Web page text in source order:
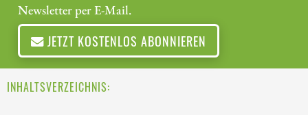
Newsletter per E-Mail.
JETZT KOSTENLOS ABONNIEREN
INHALTSVERZEICHNIS: